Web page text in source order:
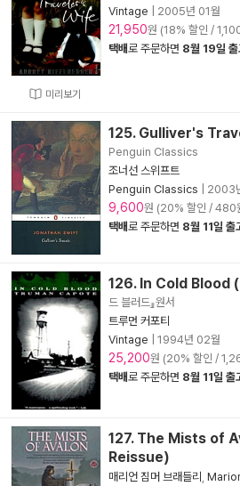
미리보기
Vintage
2005년 01월
21,950원 (18% 할인 /
택배로 주문하면 8월 19일 출
125. Gulliver's
Penguin Classics
조너선 스위프트
Penguin Classics
2003
9,600원 (20% 할인 / 480
택배로 주문하면 8월 11일 출
126. In Cold Blood
드 블러드』원서
트루먼 커포티
Vintage
1994년 02월
25,200원 (20% 할인 /
택배로 주문하면 8월 11일 출
127. The Mists of
Reissue)
매리언 짐머 브래들리